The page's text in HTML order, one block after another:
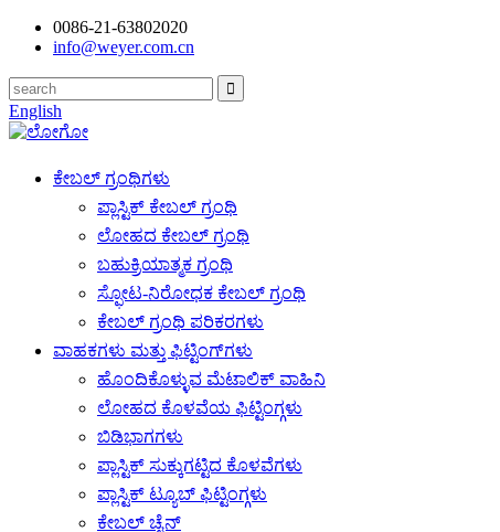
0086-21-63802020
info@weyer.com.cn
English
ಕೇಬಲ್ ಗ್ರಂಥಿಗಳು
ಪ್ಲಾಸ್ಟಿಕ್ ಕೇಬಲ್ ಗ್ರಂಥಿ
ಲೋಹದ ಕೇಬಲ್ ಗ್ರಂಥಿ
ಬಹುಕ್ರಿಯಾತ್ಮಕ ಗ್ರಂಥಿ
ಸ್ಫೋಟ-ನಿರೋಧಕ ಕೇಬಲ್ ಗ್ರಂಥಿ
ಕೇಬಲ್ ಗ್ರಂಥಿ ಪರಿಕರಗಳು
ವಾಹಕಗಳು ಮತ್ತು ಫಿಟ್ಟಿಂಗ್‌ಗಳು
ಹೊಂದಿಕೊಳ್ಳುವ ಮೆಟಾಲಿಕ್ ವಾಹಿನಿ
ಲೋಹದ ಕೊಳವೆಯ ಫಿಟ್ಟಿಂಗ್ಗಳು
ಬಿಡಿಭಾಗಗಳು
ಪ್ಲಾಸ್ಟಿಕ್ ಸುಕ್ಕುಗಟ್ಟಿದ ಕೊಳವೆಗಳು
ಪ್ಲಾಸ್ಟಿಕ್ ಟ್ಯೂಬ್ ಫಿಟ್ಟಿಂಗ್ಗಳು
ಕೇಬಲ್ ಚೈನ್